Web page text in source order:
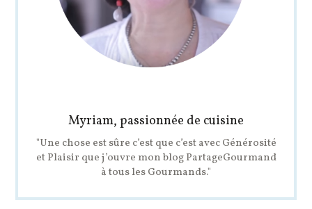
Myriam, passionnée de cuisine
"Une chose est sûre c’est que c’est avec Générosité
et Plaisir que j’ouvre mon blog PartageGourmand
à tous les Gourmands."